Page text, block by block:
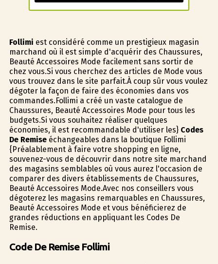
Follimi est considéré comme un prestigieux magasin
marchand où il est simple d'acquérir des Chaussures,
Beauté Accessoires Mode facilement sans sortir de
chez vous.Si vous cherchez des articles de Mode vous
vous trouvez dans le site parfait.À coup sûr vous voulez
dégoter la façon de faire des économies dans vos
commandes.Follimi a créé un vaste catalogue de
Chaussures, Beauté Accessoires Mode pour tous les
budgets.Si vous souhaitez réaliser quelques
économies, il est recommandable d'utiliser les} Codes
De Remiseéchangeables dans la boutique Follimi
{Préalablement à faire votre shopping en ligne,
souvenez-vous de découvrir dans notre site marchand
des magasins semblables où vous aurez l'occasion de
comparer des divers établissements de Chaussures,
Beauté Accessoires Mode.Avec nos conseillers vous
dégoterez les magasins remarquables en Chaussures,
Beauté Accessoires Mode et vous bénéficierez de
grandes réductions en appliquant les Codes De
Remise.
Code De Remise Follimi